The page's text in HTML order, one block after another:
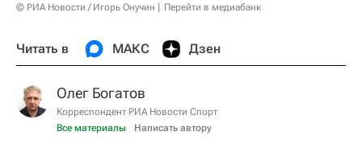
© РИА Новости / Игорь Онучин Перейти в медиабанк
Читать в МАКС Дзен
Олег Богатов
Корреспондент РИА Новости Спорт
Все материалы
Написать автору